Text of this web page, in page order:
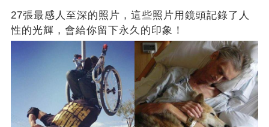
27張最感人至深的照片，這些照片用鏡頭記錄了人
性的光輝，會給你留下永久的印象！